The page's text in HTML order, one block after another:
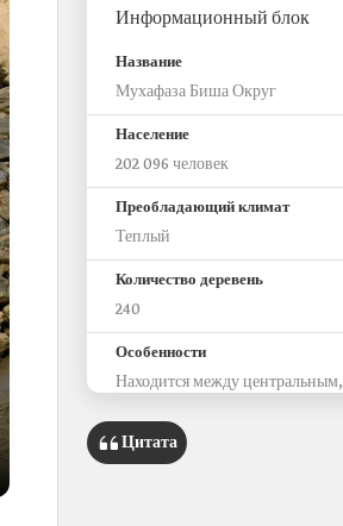
Информационный блок
Название
Мухафаза Биша Округ
Население
202 096 человек
Преобладающий климат
Теплый
Количество деревень
240
Особенности
Находится между центральным,
Здесь обнаружены древние
надписи, относящиеся к
Цитата